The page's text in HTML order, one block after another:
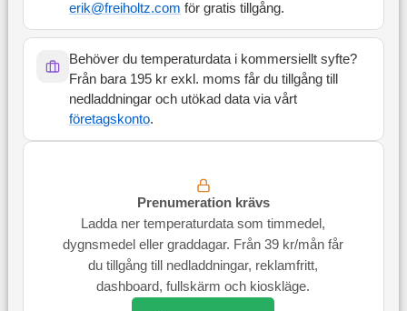
erik@freiholtz.com för gratis tillgång.
Behöver du temperaturdata i kommersiellt syfte?
Från bara 195 kr exkl. moms får du tillgång till
nedladdningar och utökad data via vårt
företagskonto.
Prenumeration krävs
Ladda ner temperaturdata som timmedel,
dygnsmedel eller graddagar. Från 39 kr/mån får
du tillgång till nedladdningar, reklamfritt,
dashboard, fullskärm och kioskläge.